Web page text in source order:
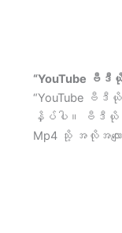
“YouTube
“YouTube
နှိပ်ပါ။ ဗီဒီယိုသ
Mp4 သို့ အလိုအလျော